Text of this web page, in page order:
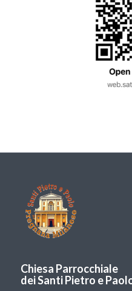
Chiesa Parrocchiale
dei Santi Pietro e